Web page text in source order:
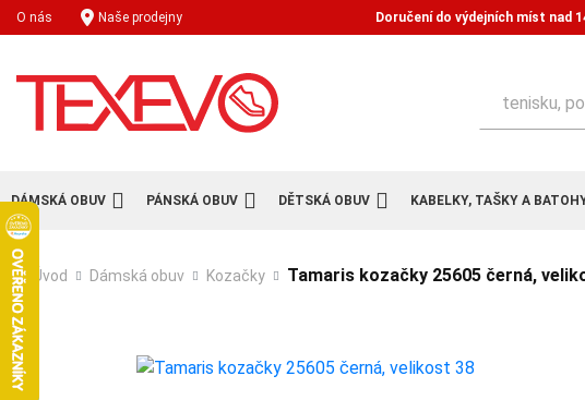
O nás Naše prodejny Doručení do výdejních míst nad
DÁMSKÁ OBUV PÁNSKÁ OBUV DĚTSKÁ OBUV KABELKY, TAŠKY A
Úvod Dámská obuv Kozačky Tamaris kozačky 25605 černá,